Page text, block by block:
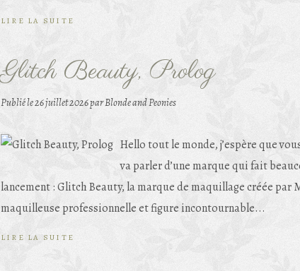
LIRE LA SUITE
Glitch Beauty, Prolog
Publié le26 juillet 2026par Blonde and Peonies
Hello tout le monde, j’espère que
va parler d’une marque qui fait
lancement : Glitch Beauty, la marque de maquillage créée par
maquilleuse professionnelle et figure incontournable...
LIRE LA SUITE